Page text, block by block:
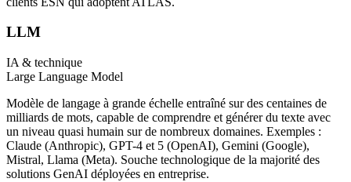
LLM
IA & technique
Large Language Model
Modèle de langage à grande échelle entraîné sur des centaines de
milliards de mots, capable de comprendre et générer du texte avec
un niveau quasi humain sur de nombreux domaines. Exemples :
Claude (Anthropic), GPT-4 et 5 (OpenAI), Gemini (Google),
Mistral, Llama (Meta). Souche technologique de la majorité des
solutions GenAI déployées en entreprise.